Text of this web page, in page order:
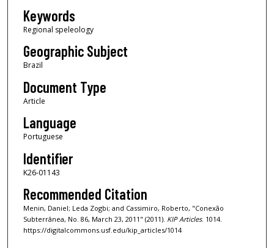
Keywords
Regional speleology
Geographic Subject
Brazil
Document Type
Article
Language
Portuguese
Identifier
K26-01143
Recommended Citation
Menin, Daniel; Leda Zogbi; and Cassimiro, Roberto, "Conexão
Subterrânea, No. 86, March 23, 2011" (2011). KIP Articles. 1014.
https://digitalcommons.usf.edu/kip_articles/1014